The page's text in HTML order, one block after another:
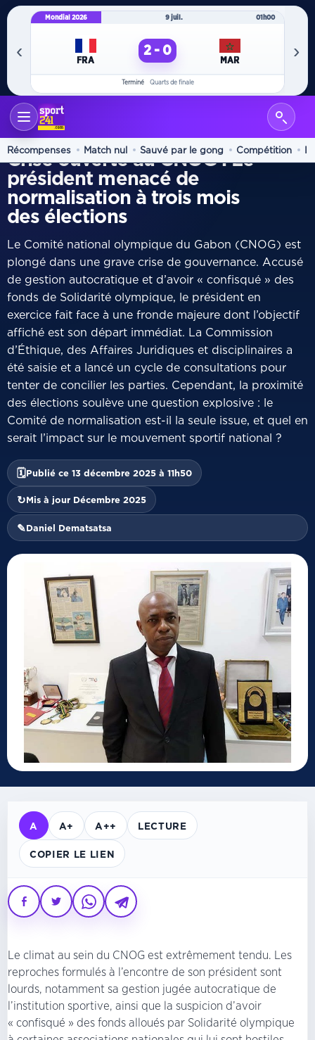
‹
Mondial 2026 9 juil. 01h00
FRA
2 - 0
MAR
Terminé Quarts de finale
›
Récompenses Match nul Sauvé par le gong Compétition
ACCUEIL
NORMALISATION
Crise ouverte au CNOG : Le
président menacé de
normalisation à trois mois
des élections
Le Comité national olympique du Gabon (CNOG) est
plongé dans une grave crise de gouvernance. Accusé
de gestion autocratique et d’avoir « confisqué » des
fonds de Solidarité olympique, le président en
exercice fait face à une fronde majeure dont l’objectif
affiché est son départ immédiat. La Commission
d’Éthique, des Affaires Juridiques et disciplinaires a
été saisie et a lancé un cycle de consultations pour
tenter de concilier les parties. Cependant, la proximité
des élections soulève une question explosive : le
Comité de normalisation est-il la seule issue, et quel en
serait l’impact sur le mouvement sportif national ?
🗓Publié ce 13 décembre 2025 à 11h50
↻Mis à jour Décembre 2025
✎Daniel Dematsatsa
A A+ A++ LECTURE
COPIER LE LIEN
Le climat au sein du CNOG est extrêmement tendu. Les
reproches formulés à l’encontre de son président sont
lourds, notamment sa gestion jugée autocratique de
l’institution sportive, ainsi que la suspicion d’avoir
« confisqué » des fonds alloués par Solidarité olympique